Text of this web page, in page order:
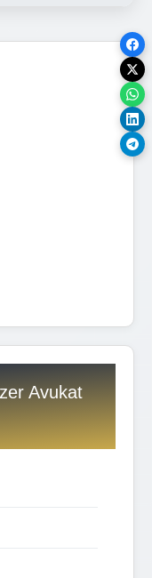
Avukat